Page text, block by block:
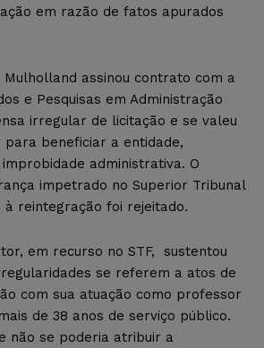
em razão de fatos apurados
Mulholland assinou contrato com a
e Pesquisas em Administração
irregular de licitação e se valeu
beneficiar a entidade,
administrativa. O
impetrado no Superior Tribunal
à reintegração foi rejeitado.
em recurso no STF, sustentou
se referem a atos de
com sua atuação como professor
de 38 anos de serviço público.
não se poderia atribuir a